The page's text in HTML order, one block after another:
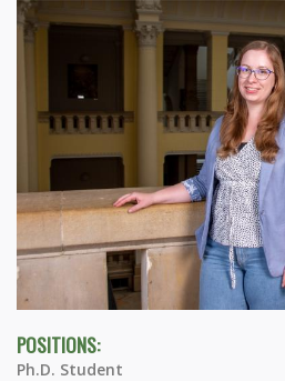
POSITIONS:
Ph.D. Student